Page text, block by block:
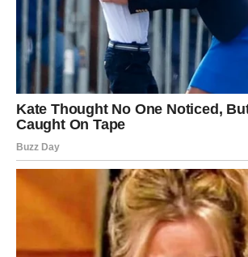
BONUS TEKST: Biljke u domu za bolje
Biljke u domu ne samo da poboljšavaju
imaju i dubok utjecaj na vašu emocionalnu i
One mogu poboljšati kvalitetu zraka,
povećati produktivnost i unaprijediti